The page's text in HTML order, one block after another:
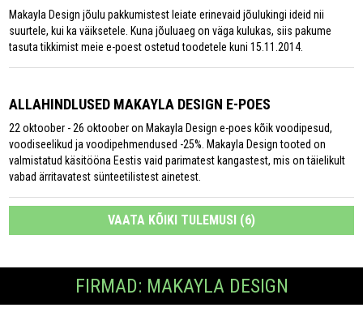
Makayla Design jõulu pakkumistest leiate erinevaid jõulukingi ideid nii
suurtele, kui ka väiksetele. Kuna jõuluaeg on väga kulukas, siis pakume
tasuta tikkimist meie e-poest ostetud toodetele kuni 15.11.2014.
ALLAHINDLUSED MAKAYLA DESIGN E-POES
22 oktoober - 26 oktoober on Makayla Design e-poes kõik voodipesud,
voodiseelikud ja voodipehmendused -25%. Makayla Design tooted on
valmistatud käsitööna Eestis vaid parimatest kangastest, mis on täielikult
vabad ärritavatest sünteetilistest ainetest.
VAATA KÕIKI TULEMUSI (6)
FIRMAD: MAKAYLA DESIGN